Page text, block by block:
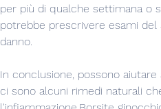
per più di qualche settimana o
potrebbe prescrivere esami
danno.
In conclusione, possono
ci sono alcuni rimedi naturali